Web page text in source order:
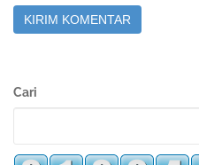
Sidebar
Cari